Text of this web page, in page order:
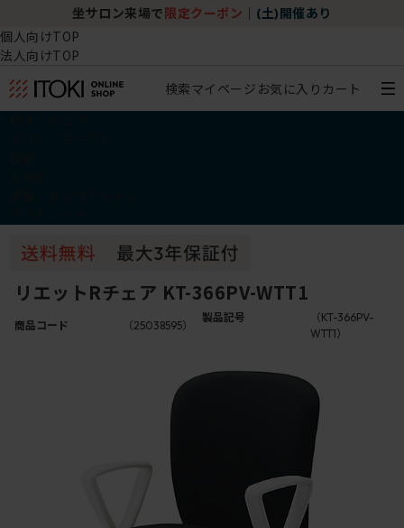
坐サロン来場で 限定クーポン (土)開催あり
個人向けTOP
法人向けTOP
検索マイページ お気に入り カート
リエットRチェア KT-366PV-WTT1
商品コード （25038595）
製品記号
（KT-366PV-
WTT1）